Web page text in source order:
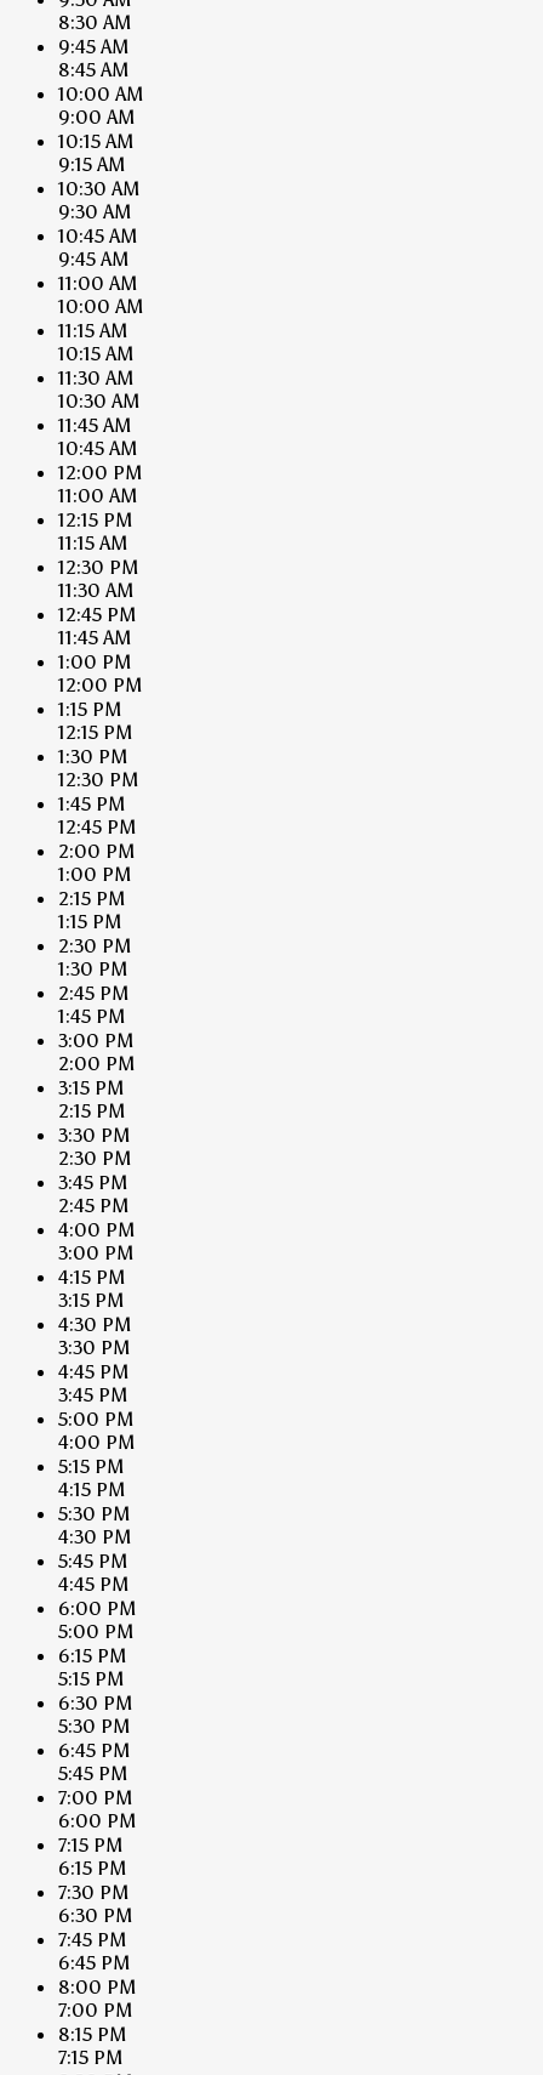
8:30 AM
9:45 AM
8:45 AM
10:00 AM
9:00 AM
10:15 AM
9:15 AM
10:30 AM
9:30 AM
10:45 AM
9:45 AM
11:00 AM
10:00 AM
11:15 AM
10:15 AM
11:30 AM
10:30 AM
11:45 AM
10:45 AM
12:00 PM
11:00 AM
12:15 PM
11:15 AM
12:30 PM
11:30 AM
12:45 PM
11:45 AM
1:00 PM
12:00 PM
1:15 PM
12:15 PM
1:30 PM
12:30 PM
1:45 PM
12:45 PM
2:00 PM
1:00 PM
2:15 PM
1:15 PM
2:30 PM
1:30 PM
2:45 PM
1:45 PM
3:00 PM
2:00 PM
3:15 PM
2:15 PM
3:30 PM
2:30 PM
3:45 PM
2:45 PM
4:00 PM
3:00 PM
4:15 PM
3:15 PM
4:30 PM
3:30 PM
4:45 PM
3:45 PM
5:00 PM
4:00 PM
5:15 PM
4:15 PM
5:30 PM
4:30 PM
5:45 PM
4:45 PM
6:00 PM
5:00 PM
6:15 PM
5:15 PM
6:30 PM
5:30 PM
6:45 PM
5:45 PM
7:00 PM
6:00 PM
7:15 PM
6:15 PM
7:30 PM
6:30 PM
7:45 PM
6:45 PM
8:00 PM
7:00 PM
8:15 PM
7:15 PM